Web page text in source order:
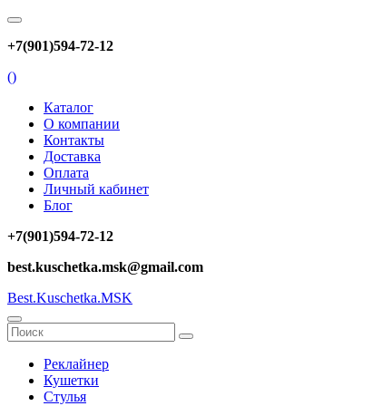
+7(901)594-72-12
()
Каталог
О компании
Контакты
Доставка
Оплата
Личный кабинет
Блог
+7(901)594-72-12
best.kuschetka.msk@gmail.com
Best.Kuschetka.MSK
Реклайнер
Кушетки
Стулья